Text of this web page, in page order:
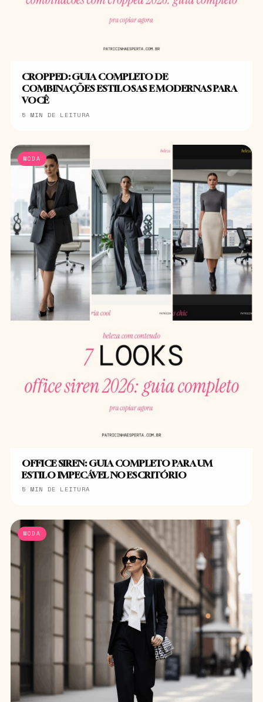
CROPPED: GUIA COMPLETO DE
COMBINAÇÕES ESTILOSAS E MODERNAS PARA
VOCÊ
5 MIN DE LEITURA
MODA
OFFICE SIREN: GUIA COMPLETO PARA UM
ESTILO IMPECÁVEL NO ESCRITÓRIO
5 MIN DE LEITURA
MODA